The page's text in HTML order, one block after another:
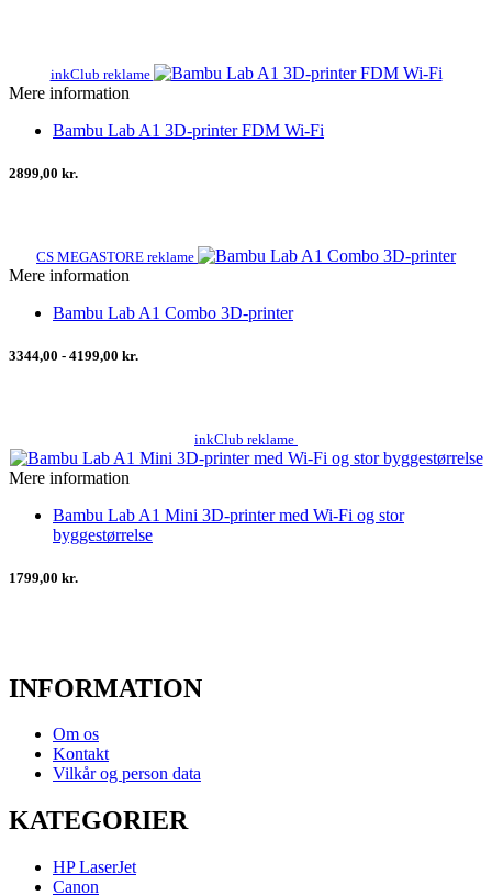
inkClub reklame
Mere information
Bambu Lab A1 3D-printer FDM Wi-Fi
2899,00 kr.
CS MEGASTORE reklame
Mere information
Bambu Lab A1 Combo 3D-printer
3344,00 - 4199,00 kr.
inkClub reklame
Mere information
Bambu Lab A1 Mini 3D-printer med Wi-Fi og stor
byggestørrelse
1799,00 kr.
INFORMATION
Om os
Kontakt
Vilkår og person data
KATEGORIER
HP LaserJet
Canon